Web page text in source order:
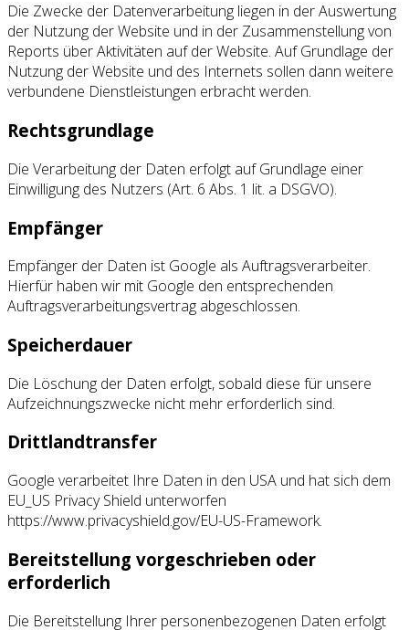
Die Zwecke der Datenverarbeitung liegen in der Auswertung
der Nutzung der Website und in der Zusammenstellung von
Reports über Aktivitäten auf der Website. Auf Grundlage der
Nutzung der Website und des Internets sollen dann weitere
verbundene Dienstleistungen erbracht werden.
Rechtsgrundlage
Die Verarbeitung der Daten erfolgt auf Grundlage einer
Einwilligung des Nutzers (Art. 6 Abs. 1 lit. a DSGVO).
Empfänger
Empfänger der Daten ist Google als Auftragsverarbeiter.
Hierfür haben wir mit Google den entsprechenden
Auftragsverarbeitungsvertrag abgeschlossen.
Speicherdauer
Die Löschung der Daten erfolgt, sobald diese für unsere
Aufzeichnungszwecke nicht mehr erforderlich sind.
Drittlandtransfer
Google verarbeitet Ihre Daten in den USA und hat sich dem
EU_US Privacy Shield unterworfen
https://www.privacyshield.gov/EU-US-Framework.
Bereitstellung vorgeschrieben oder
erforderlich
Die Bereitstellung Ihrer personenbezogenen Daten erfolgt